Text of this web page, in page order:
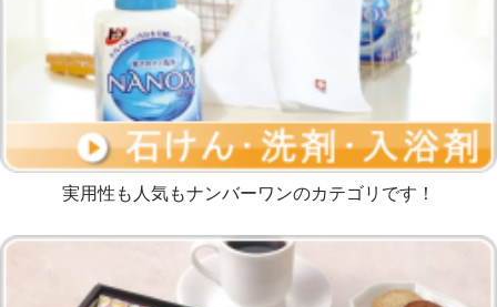
実用性も人気もナンバーワンのカテゴリです！